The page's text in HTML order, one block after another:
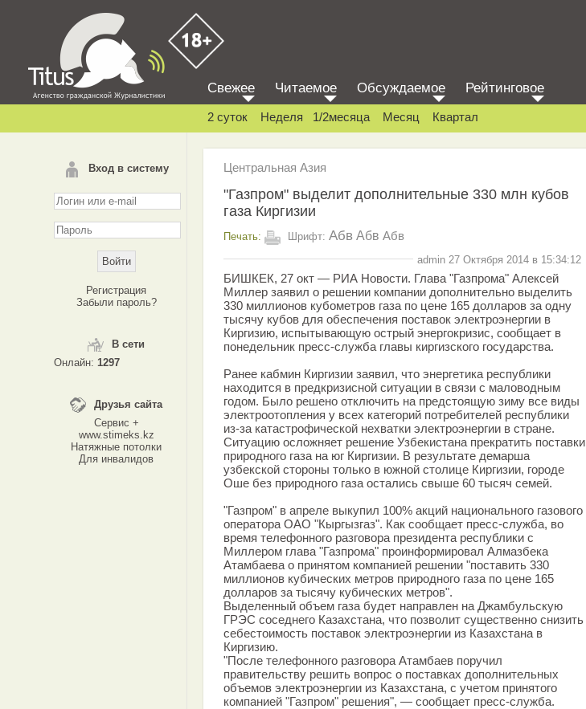
Вход в систему
Регистрация
Забыли пароль?
В сети
Онлайн: 1297
Друзья сайта
Сервис +
www.stimeks.kz
Натяжные потолки
Для инвалидов
Свежее Читаемое Обсуждаемое Рейтинговое
2 суток Неделя 1/2месяца Месяц Квартал
Центральная Азия
"Газпром" выделит дополнительные 330 млн кубов
газа Киргизии
Печать: Шрифт: Абв Абв Абв
admin 27 Октября 2014 в 15:34:12
БИШКЕК, 27 окт — РИА Новости. Глава "Газпрома" Алексей
Миллер заявил о решении компании дополнительно выделить
330 миллионов кубометров газа по цене 165 долларов за одну
тысячу кубов для обеспечения поставок электроэнергии в
Киргизию, испытывающую острый энергокризис, сообщает в
понедельник пресс-служба главы киргизского государства.
Ранее кабмин Киргизии заявил, что энергетика республики
находится в предкризисной ситуации в связи с маловодным
годом. Было решено отключить на предстоящую зиму все виды
электроотопления у всех категорий потребителей республики
из-за катастрофической нехватки электроэнергии в стране.
Ситуацию осложняет решение Узбекистана прекратить поставки
природного газа на юг Киргизии. В результате демарша
узбекской стороны только в южной столице Киргизии, городе
Оше без природного газа остались свыше 60 тысяч семей.
"Газпром" в апреле выкупил 100% акций национального газового
оператора ОАО "Кыргызгаз". Как сообщает пресс-служба, во
время телефонного разговора президента республики с
Миллером глава "Газпрома" проинформировал Алмазбека
Атамбаева о принятом компанией решении "поставить 330
миллионов кубических метров природного газа по цене 165
долларов за тысячу кубических метров".
Выделенный объем газа будет направлен на Джамбульскую
ГРЭС соседнего Казахстана, что позволит существенно снизить
себестоимость поставок электроэнергии из Казахстана в
Киргизию.
"После телефонного разговора Атамбаев поручил
правительству решить вопрос о поставках дополнительных
объемов электроэнергии из Казахстана, с учетом принятого
компанией "Газпром" решения", — сообщает пресс-служба.